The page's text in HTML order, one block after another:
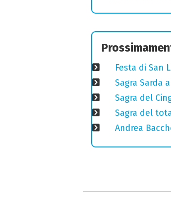
Festa di San
Sagra Sarda
Sagra del
Sagra del
Andrea